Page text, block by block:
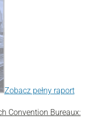
Zobacz pełny raport
Convention Bureaux: